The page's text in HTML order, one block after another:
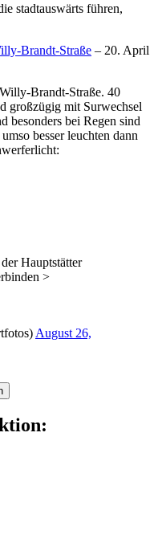
stadtauswärts führen,
Brandt-Straße – 20. April
Brandt-Straße. 40
großzügig mit Surwechsel
besonders bei Regen sind
besser leuchten dann
Hauptstätter
>
August 26,